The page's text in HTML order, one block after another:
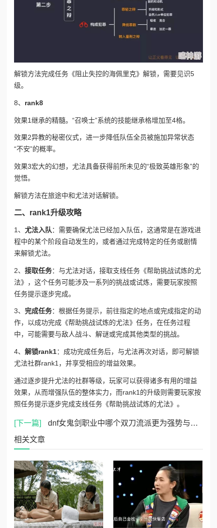
解锁方法完成任务《阻止失控的海佩里克》解锁，需要见识5
级。
8、 rank8
效果1继承的精髓。“召唤士”系统的技能继承格增加至4格。
效果2异教的秘密仪式，进一步降低队伍全员被施加异常状态
“不安”的概率。
效果3宏大的幻想，尤法具备获得前所未见的“极致英雄形象”的
觉悟。
解锁方法在旅途中和尤法对话解锁。
二、rank1升级攻略
1、 尤法入队：需要确保尤法已经加入队伍，这通常是在游戏进
程中的某个阶段自动发生的，或者通过完成特定的任务或剧情
来解锁尤法。
2、 接取任务：与尤法对话，接取支线任务《帮助挑战试炼的尤
法》，这个任务可能涉及一系列的挑战或试炼，需要玩家按照
任务提示逐步完成。
3、 完成任务：根据任务提示，前往指定的地点或完成指定的动
作，以成功完成《帮助挑战试炼的尤法》任务，在任务过程
中，可能需要与敌人战斗、解谜或完成其他类型的挑战。
4、 解锁rank1：成功完成任务后，与尤法再次对话，即可解锁
尤法社群rank1，并享受相应的增益效果。
通过逐步提升尤法的社群等级，玩家可以获得诸多有用的增益
效果，从而增强队伍的整体实力，而rank1的升级则需要玩家按
照任务提示逐步完成支线任务《帮助挑战试炼的尤法》。
[下一篇] dnf女鬼剑职业中哪个双刀流派更为强势与受欢迎
相关文章